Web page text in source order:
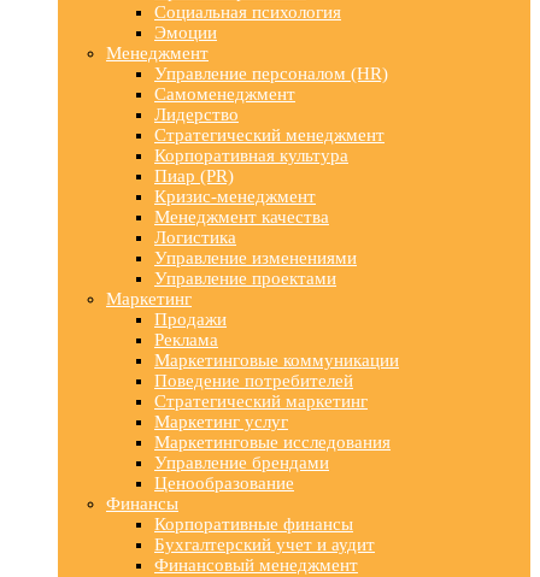
Социальная психология
Эмоции
Менеджмент
Управление персоналом (HR)
Самоменеджмент
Лидерство
Стратегический менеджмент
Корпоративная культура
Пиар (PR)
Кризис-менеджмент
Менеджмент качества
Логистика
Управление изменениями
Управление проектами
Маркетинг
Продажи
Реклама
Маркетинговые коммуникации
Поведение потребителей
Стратегический маркетинг
Маркетинг услуг
Маркетинговые исследования
Управление брендами
Ценообразование
Финансы
Корпоративные финансы
Бухгалтерский учет и аудит
Финансовый менеджмент